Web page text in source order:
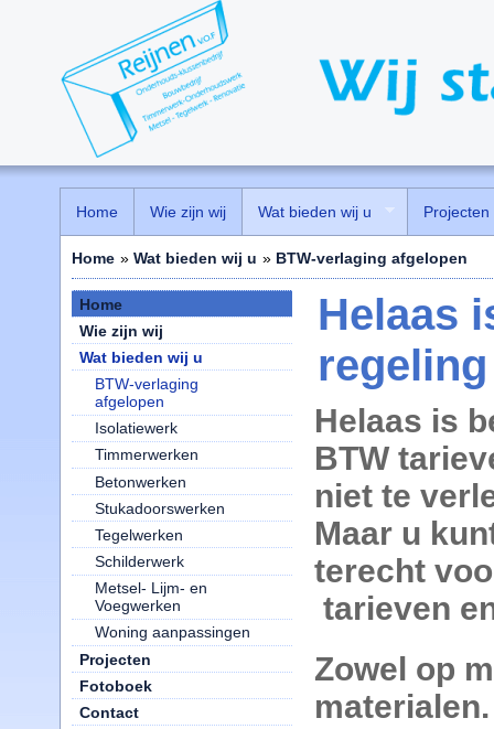
Home » Wat bieden wij u » BTW-verlaging afgelopen
Home
Wie zijn wij
Wat bieden wij u
BTW-verlaging
afgelopen
Isolatiewerk
Timmerwerken
Betonwerken
Stukadoorswerken
Tegelwerken
Schilderwerk
Metsel- Lijm- en
Voegwerken
Woning aanpassingen
Projecten
Fotoboek
Contact
Helaas
Helaas is
BTW
niet te
Maar u
terecht
tarieven
Zowel op
materialen.
Home Wie zijn wij Wat bieden wij u Projecten